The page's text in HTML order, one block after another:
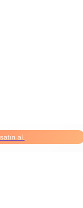
al.